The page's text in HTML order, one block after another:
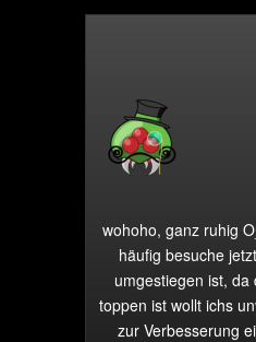
wohoho, ganz ruhig
häufig besuche
umgestiegen ist,
toppen ist wollt ichs
zur Verbesserung